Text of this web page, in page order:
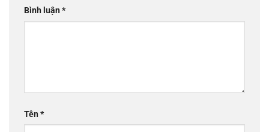
Bình luận*
Tên*